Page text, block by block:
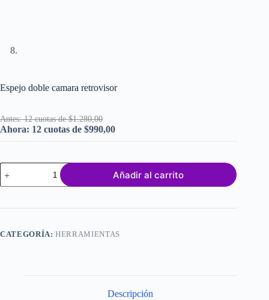
Espejo doble camara retrovisor
Antes: 12 cuotas de $1.280,00
Ahora: 12 cuotas de $990,00
Espejo
doble
camara
cantidad
Añadir al carrito
CATEGORÍA:HERRAMIENTAS
Descripción